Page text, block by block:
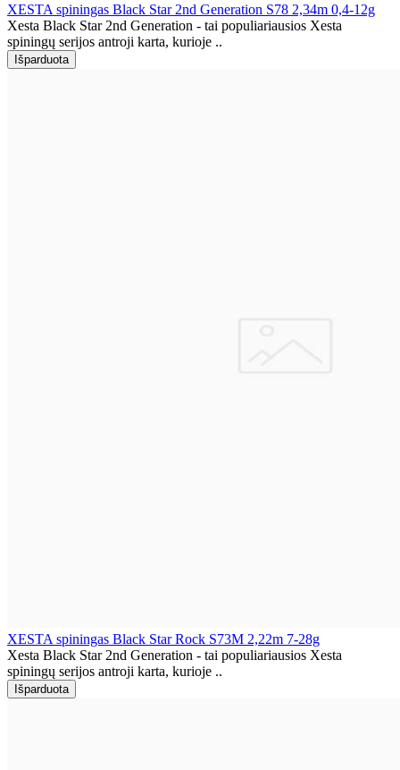
XESTA spiningas Black Star 2nd Generation S78 2,34m 0,4-12g
Xesta Black Star 2nd Generation - tai populiariausios Xesta
spiningų serijos antroji karta, kurioje ..
XESTA spiningas Black Star Rock S73M 2,22m 7-28g
Xesta Black Star 2nd Generation - tai populiariausios Xesta
spiningų serijos antroji karta, kurioje ..